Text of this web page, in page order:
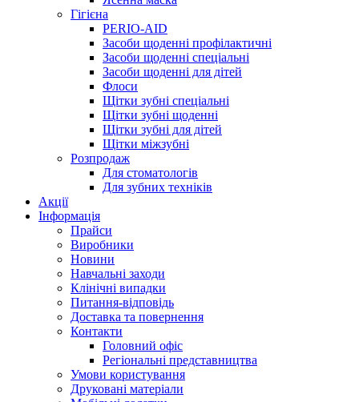
Гігієна
PERIO-AID
Засоби щоденні профілактичні
Засоби щоденні спеціальні
Засоби щоденні для дітей
Флоси
Щітки зубні спеціальні
Щітки зубні щоденні
Щітки зубні для дітей
Щітки міжзубні
Розпродаж
Для стоматологів
Для зубних техніків
Акції
Інформація
Прайси
Виробники
Новини
Навчальні заходи
Клінічні випадки
Питання-відповідь
Доставка та повернення
Контакти
Головний офіс
Регіональні представництва
Умови користування
Друковані матеріали